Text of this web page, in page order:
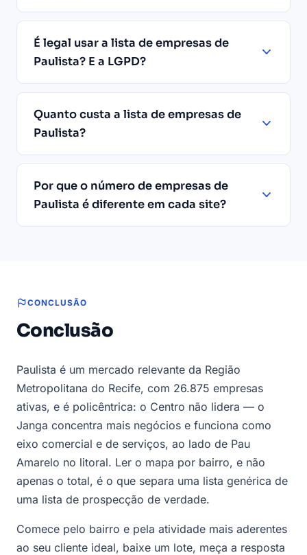
É legal usar a lista de empresas de
Paulista? E a LGPD?
Quanto custa a lista de empresas de
Paulista?
Por que o número de empresas de
Paulista é diferente em cada site?
CONCLUSÃO
Conclusão
Paulista é um mercado relevante da Região
Metropolitana do Recife, com 26.875 empresas
ativas, e é policêntrica: o Centro não lidera — o
Janga concentra mais negócios e funciona como
eixo comercial e de serviços, ao lado de Pau
Amarelo no litoral. Ler o mapa por bairro, e não
apenas o total, é o que separa uma lista genérica de
uma lista de prospecção de verdade.
Comece pelo bairro e pela atividade mais aderentes
ao seu cliente ideal, baixe um lote, meça a resposta